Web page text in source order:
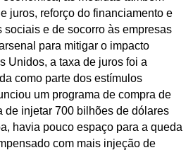
juros, reforço do financiamento e
sociais e de socorro às empresas
para mitigar o impacto
Unidos, a taxa de juros foi a
como parte dos estímulos
um programa de compra de
de injetar 700 bilhões de dólares
havia pouco espaço para a queda
com mais injeção de